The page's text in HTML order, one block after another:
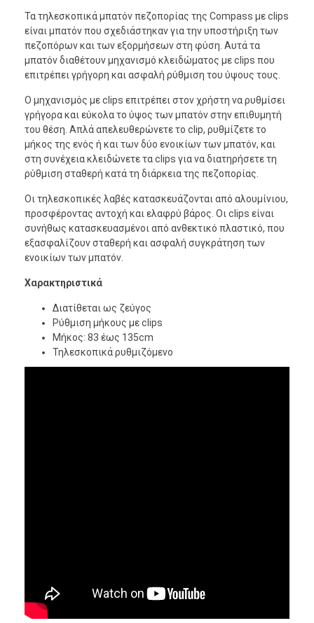
Τα τηλεσκοπικά μπατόν πεζοπορίας της Compass με clips
είναι μπατόν που σχεδιάστηκαν για την υποστήριξη των
πεζοπόρων και των εξορμήσεων στη φύση. Αυτά τα
μπατόν διαθέτουν μηχανισμό κλειδώματος με clips που
επιτρέπει γρήγορη και ασφαλή ρύθμιση του ύψους τους.
Ο μηχανισμός με clips επιτρέπει στον χρήστη να ρυθμίσει
γρήγορα και εύκολα το ύψος των μπατόν στην επιθυμητή
του θέση. Απλά απελευθερώνετε το clip, ρυθμίζετε το
μήκος της ενός ή και των δύο ενοικίων των μπατόν, και
στη συνέχεια κλειδώνετε τα clips για να διατηρήσετε τη
ρύθμιση σταθερή κατά τη διάρκεια της πεζοπορίας.
Οι τηλεσκοπικές λαβές κατασκευάζονται από αλουμίνιου,
προσφέροντας αντοχή και ελαφρύ βάρος. Οι clips είναι
συνήθως κατασκευασμένοι από ανθεκτικό πλαστικό, που
εξασφαλίζουν σταθερή και ασφαλή συγκράτηση των
ενοικίων των μπατόν.
Χαρακτηριστικά
Διατίθεται ως ζεύγος
Ρύθμιση μήκους με clips
Μήκος: 83 έως 135cm
Τηλεσκοπικά ρυθμιζόμενο